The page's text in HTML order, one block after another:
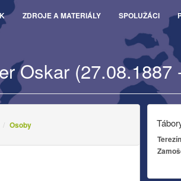
ZDROJE A MATERIÁLY SPOLUŽÁCI
Oskar (27.08.1887
Terezín
Osoby